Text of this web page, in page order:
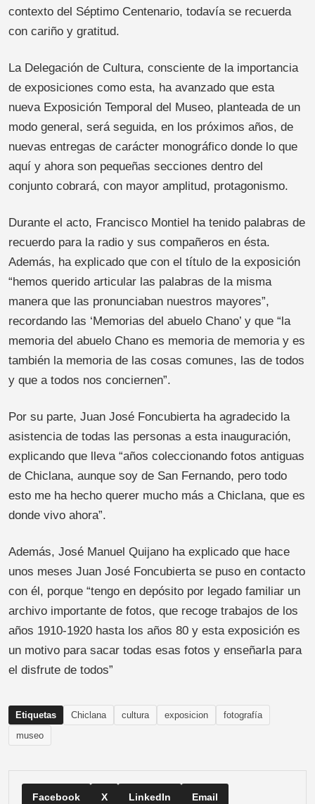
contexto del Séptimo Centenario, todavía se recuerda
con cariño y gratitud.
La Delegación de Cultura, consciente de la importancia
de exposiciones como esta, ha avanzado que esta
nueva Exposición Temporal del Museo, planteada de un
modo general, será seguida, en los próximos años, de
nuevas entregas de carácter monográfico donde lo que
aquí y ahora son pequeñas secciones dentro del
conjunto cobrará, con mayor amplitud, protagonismo.
Durante el acto, Francisco Montiel ha tenido palabras de
recuerdo para la radio y sus compañeros en ésta.
Además, ha explicado que con el título de la exposición
“hemos querido articular las palabras de la misma
manera que las pronunciaban nuestros mayores”,
recordando las ‘Memorias del abuelo Chano’ y que “la
memoria del abuelo Chano es memoria de memoria y es
también la memoria de las cosas comunes, las de todos
y que a todos nos conciernen”.
Por su parte, Juan José Foncubierta ha agradecido la
asistencia de todas las personas a esta inauguración,
explicando que lleva “años coleccionando fotos antiguas
de Chiclana, aunque soy de San Fernando, pero todo
esto me ha hecho querer mucho más a Chiclana, que es
donde vivo ahora”.
Además, José Manuel Quijano ha explicado que hace
unos meses Juan José Foncubierta se puso en contacto
con él, porque “tengo en depósito por legado familiar un
archivo importante de fotos, que recoge trabajos de los
años 1910-1920 hasta los años 80 y esta exposición es
un motivo para sacar todas esas fotos y enseñarla para
el disfrute de todos”
Etiquetas Chiclana cultura exposicion
fotografía
museo
Facebook X LinkedIn Email